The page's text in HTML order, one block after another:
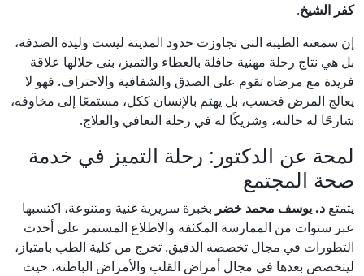
كفر الشيخ.
إن سمعته الطيبة التي تجاوزت حدود المدينة ليست وليدة الصدفة،
بل هي نتاج رحلة مهنية حافلة بالعطاء والتميز، بنى خلالها علاقة
فريدة مع مرضاه تقوم على الصدق والشفافية والاحتراف. فهو لا
يعالج المرض فحسب، بل يهتم بالإنسان ككل، مستمعًا إلى مخاوفه،
شارحًا له حالته، وشريكًا له في رحلة التعافي والعلاج.
لمحة عن الدكتور: رحلة التميز في خدمة
صحة المجتمع
يتمتع د. يوسف محمد خضر بخبرة سريرية غنية ومتنوعة، اكتسبها
عبر سنوات من الممارسة المكثفة والاطلاع المستمر على أحدث
التطورات في مجال تخصصه الدقيق. تخرج من كلية الطب بامتياز،
ليتخصص بعدها في مجال أمراض القلب والأمراض الباطنة، حيث